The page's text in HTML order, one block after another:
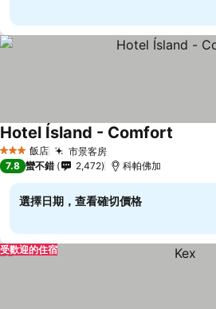
3 星級 飯店 市景客房
Hotel Ísland - Comfort
7.8 蠻不錯 2,472 科帕佛加
選擇日期，查看確切價格
受歡迎的住宿